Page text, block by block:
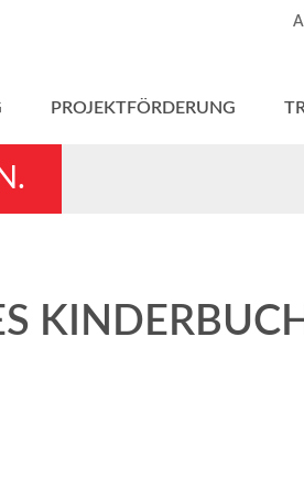
PROJEKTFÖRDERUNG